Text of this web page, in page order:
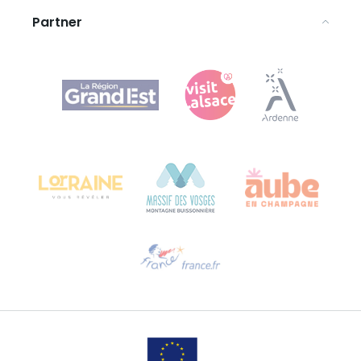
Agence Régionale du Tourisme Grand Est
Bureau de Colmar (Hauptverwaltung)
Sprechen Sie uns per E-Mail an
Partner